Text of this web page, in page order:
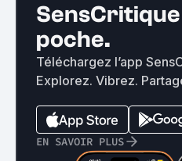
poche.
Téléchargez l’app
Explorez. Vibrez.
EN SAVOIR PLUS